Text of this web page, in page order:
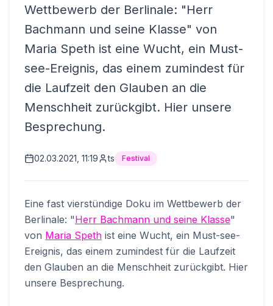
Wettbewerb der Berlinale: "Herr
Bachmann und seine Klasse" von
Maria Speth ist eine Wucht, ein Must-
see-Ereignis, das einem zumindest für
die Laufzeit den Glauben an die
Menschheit zurückgibt. Hier unsere
Besprechung.
02.03.2021, 11:19 ts Festival
Eine fast vierstündige Doku im Wettbewerb der
Berlinale: "Herr Bachmann und seine Klasse"
von Maria Speth ist eine Wucht, ein Must-see-
Ereignis, das einem zumindest für die Laufzeit
den Glauben an die Menschheit zurückgibt. Hier
unsere Besprechung.